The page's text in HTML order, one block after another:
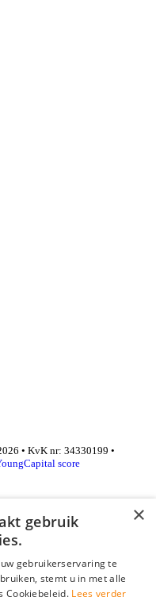
• KvK nr: 34330199 •
score
×
gebruik
gebruikerservaring te
stemt u in met alle
Cookiebeleid. Lees verder